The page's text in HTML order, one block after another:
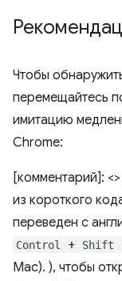
Чтобы
перемещайтесь
имитацию
Chrome:
[комментарий]:
из короткого
переведен с
Control + Shift
Mac). ), чтобы